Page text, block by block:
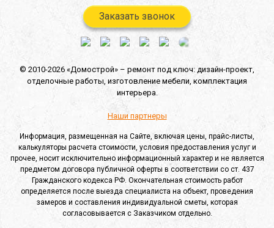
© 2010-2026 «Домострой» – ремонт под ключ: дизайн-проект,
отделочные работы, изготовление мебели, комплектация
интерьера.
Наши партнеры
Заказать звонок
Информация, размещенная на Сайте, включая цены, прайс-листы,
калькуляторы расчета стоимости, условия предоставления услуг и
прочее, носит исключительно информационный характер и не является
предметом договора публичной оферты в соответствии со ст. 437
Гражданского кодекса РФ. Окончательная стоимость работ
определяется после выезда специалиста на объект, проведения
замеров и составления индивидуальной сметы, которая
согласовывается с Заказчиком отдельно.